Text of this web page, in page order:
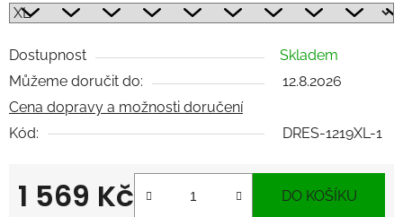
Dostupnost
Skladem
Můžeme doručit do:
12.8.2026
Cena dopravy a možnosti doručení
Kód:
DRES-1219XL-1
1 569 Kč DO KOŠÍKU